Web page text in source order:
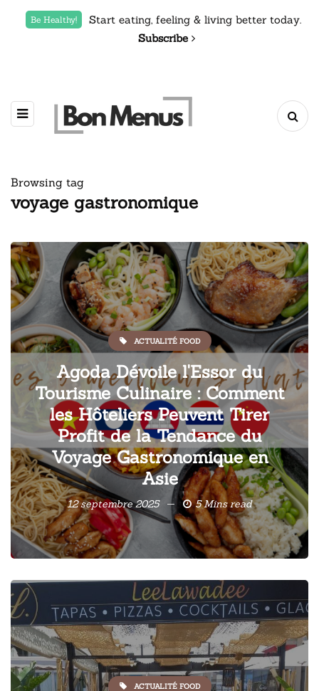
Be Healthy!
Start eating, feeling & living better today.
Subscribe
Browsing tag
voyage gastronomique
ACTUALITÉ FOOD
Agoda Dévoile l'Essor du
Tourisme Culinaire : Comment
les Hôteliers Peuvent Tirer
Profit de la Tendance du
Voyage Gastronomique en
Asie
12 septembre 2025 5 Mins read
ACTUALITÉ FOOD